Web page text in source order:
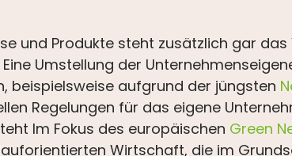
und Produkte steht zusätzlich gar
Umstellung der
beispielsweise aufgrund der jüngsten
Regelungen für das eigene
Im Fokus des europäischen Green
Wirtschaft, die im